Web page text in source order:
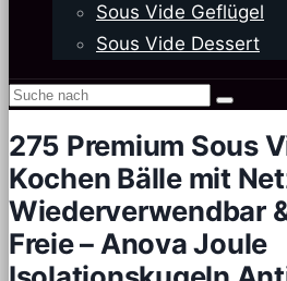
Sous Vide Geflügel
Sous Vide Dessert
275 Premium Sous
Kochen Bälle mit
Wiederverwendbar
Freie – Anova Joule